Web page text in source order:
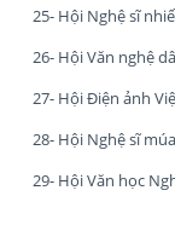
25- Hội Nghệ sĩ
26- Hội Văn nghệ
27- Hội Điện ảnh
28- Hội Nghệ sĩ
29- Hội Văn học